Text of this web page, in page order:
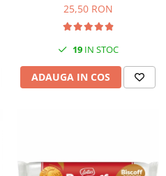
25,50 RON
19IN STOC
ADAUGA IN COS